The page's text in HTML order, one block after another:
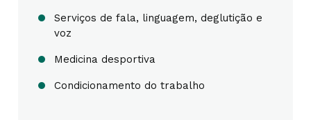
Serviços de fala, linguagem, deglutição e
voz
Medicina desportiva
Condicionamento do trabalho